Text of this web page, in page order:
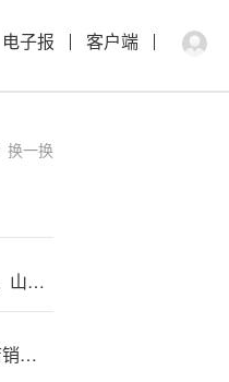
电子报 客户端
换一换
控;制权悬{空}、国资入股告吹，山科智能面临多重挑战
“双节黄金?周;”茶百道多家门店销量增长超1000%